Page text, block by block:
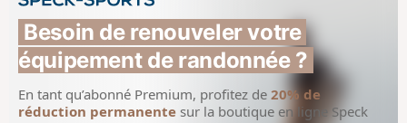
Besoin de renouveler votre
équipement de randonnée ?
En tant qu’abonné Premium, profitez de 20% de
réduction permanente sur la boutique en ligne Speck